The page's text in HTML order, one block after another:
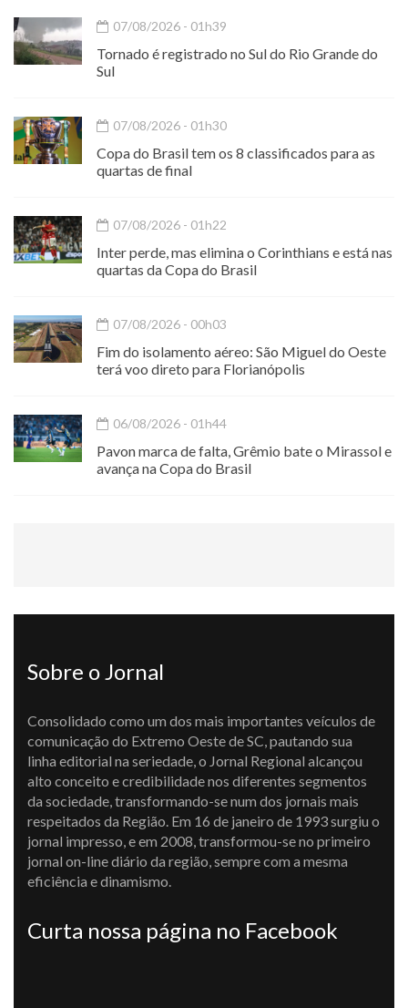
07/08/2026 - 01h39
Tornado é registrado no Sul do Rio Grande do
Sul
07/08/2026 - 01h30
Copa do Brasil tem os 8 classificados para as
quartas de final
07/08/2026 - 01h22
Inter perde, mas elimina o Corinthians e está nas
quartas da Copa do Brasil
07/08/2026 - 00h03
Fim do isolamento aéreo: São Miguel do Oeste
terá voo direto para Florianópolis
06/08/2026 - 01h44
Pavon marca de falta, Grêmio bate o Mirassol e
avança na Copa do Brasil
Sobre o Jornal
Consolidado como um dos mais importantes veículos de
comunicação do Extremo Oeste de SC, pautando sua
linha editorial na seriedade, o Jornal Regional alcançou
alto conceito e credibilidade nos diferentes segmentos
da sociedade, transformando-se num dos jornais mais
respeitados da Região. Em 16 de janeiro de 1993 surgiu o
jornal impresso, e em 2008, transformou-se no primeiro
jornal on-line diário da região, sempre com a mesma
eficiência e dinamismo.
Curta nossa página no Facebook